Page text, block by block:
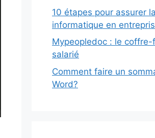
10 étapes pour assurer
informatique en
Mypeopledoc : le
salarié
Comment faire un
Word?